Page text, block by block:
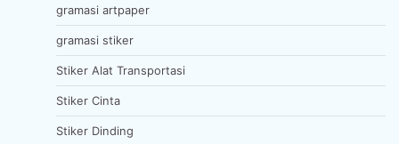
gramasi artpaper
gramasi stiker
Stiker Alat Transportasi
Stiker Cinta
Stiker Dinding